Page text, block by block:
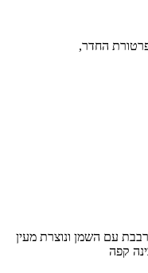
החדר,
עם השמן ונוצרת מעין
קפה